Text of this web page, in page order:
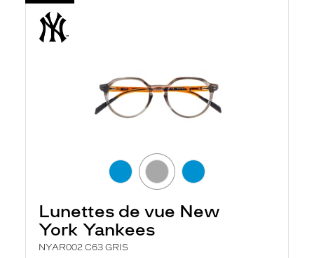
Lunettes de vue New
York Yankees
NYAR002 C63 GRIS